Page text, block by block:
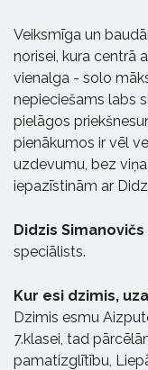
Veiksmīga un
norisei, kura centrā
vienalga - solo
nepieciešams labs
pielāgos
pienākumos ir vēl
uzdevumu, bez
iepazīstinām ar
Didzis Simanovičs
speciālists.
Kur esi dzimis,
Dzimis esmu
7.klasei, tad
pamatizglītību,